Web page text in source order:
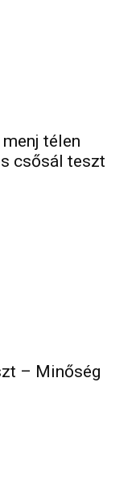
télen
csősál teszt
– Minőség